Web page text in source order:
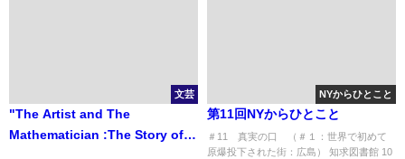
文芸
"The Artist and The
Mathematician :The Story of
NYからひとこと
第11回NYからひとこと
＃11 真実の口 （＃１：世界で初めて
原爆投下された街：広島） 知求図書館 10